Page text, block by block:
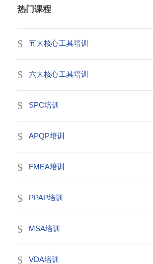
热门课程
五大核心工具培训
六大核心工具培训
SPC培训
APQP培训
FMEA培训
PPAP培训
MSA培训
VDA培训